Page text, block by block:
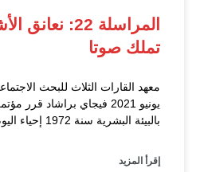
المراسلة 22:
تملك صوتا
يونيو 2021 فيجاي براشاد
بالبيئة البشرية سنة 1972 إحياء اليوم العالمي للبيئة
إقرأ المزيد